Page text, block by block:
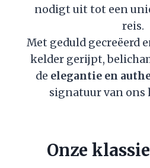
nodigt uit tot een
reis.
Met geduld gecreëerd
kelder gerijpt,
de elegantie en
signatuur van ons
Onze